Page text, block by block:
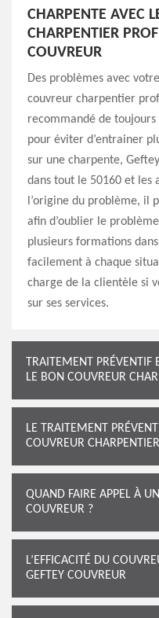
CHARPENTE AVEC
CHARPENTIER
COUVREUR
Des problèmes avec
couvreur charpentier
recommandé de
pour éviter d’entrainer
sur une charpente,
dans tout le 50160 et les
l’origine du problème,
afin d’oublier le
plusieurs formations
facilement à chaque
charge de la clientèle si
sur ses services.
TRAITEMENT PRÉVENTIF
LE BON COUVREUR
LE TRAITEMENT
COUVREUR
QUAND FAIRE APPEL À
COUVREUR ?
L’EFFICACITÉ DU
GEFTEY COUVREUR